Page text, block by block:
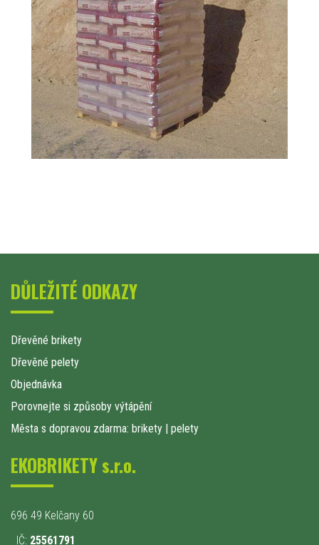
DŮLEŽITÉ ODKAZY
Dřevěné brikety
Dřevěné pelety
Objednávka
Porovnejte si způsoby výtápění
Města s dopravou zdarma: brikety | pelety
EKOBRIKETY s.r.o.
696 49 Kelčany 60
IČ: 25561791